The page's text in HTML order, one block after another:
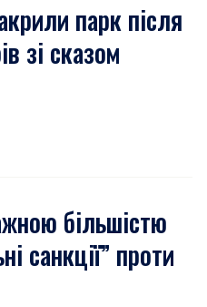
парк після
зі сказом
більшістю
санкції” проти